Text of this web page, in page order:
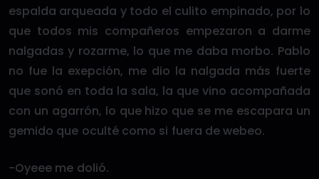
espalda arqueada y todo el culito empinado, por lo
que todos mis compañeros empezaron a darme
nalgadas y rozarme, lo que me daba morbo. Pablo
no fue la exepción, me dio la nalgada más fuerte
que sonó en toda la sala, la que vino acompañada
con un agarrón, lo que hizo que se me escapara un
gemido que oculté como si fuera de webeo.
-Oyeee me dolió.